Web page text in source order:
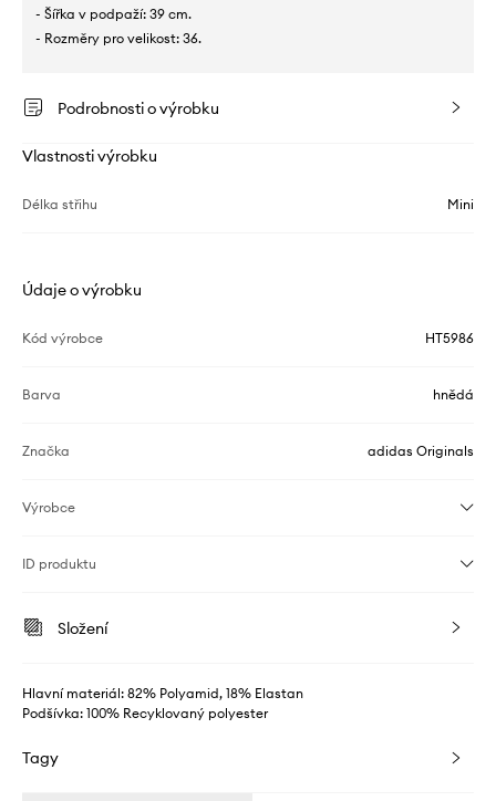
- Šířka v podpaží: 39 cm.
- Rozměry pro velikost: 36.
Podrobnosti o výrobku
Vlastnosti výrobku
Délka střihu Mini
Údaje o výrobku
Kód výrobce HT5986
Barva hnědá
Značka adidas Originals
Výrobce
ID produktu
Složení
Hlavní materiál: 82% Polyamid, 18% Elastan
Podšívka: 100% Recyklovaný polyester
Tagy